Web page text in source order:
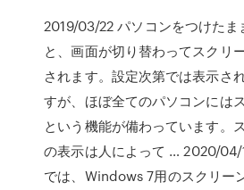
2019/03/22 パソコンをつけたま
と、画面が切り替わってスクリ
されます。設定次第では表示さ
すが、ほぼ全てのパソコンには
という機能が備わっています。
の表示は人によって … 2020/04/
では、Windows 7用のスクリー